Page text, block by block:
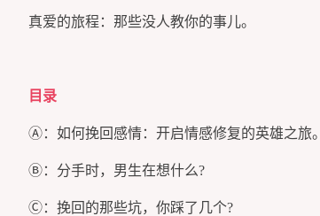
真爱的旅程：那些没人教你的事儿。
目录
Ⓐ：如何挽回感情：开启情感修复的英雄之旅。
Ⓑ：分手时，男生在想什么?
Ⓒ：挽回的那些坑，你踩了几个?